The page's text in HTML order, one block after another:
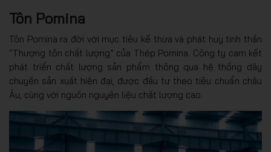
Tôn Pomina
Tôn Pomina ra đời với mục tiêu kế thừa và phát huy tinh thần
“Thượng tôn chất lượng” của Thép Pomina. Công ty cam kết
phát triển chất lượng sản phẩm thông qua hệ thống dây
chuyền sản xuất hiện đại, được đầu tư theo tiêu chuẩn châu
Âu, cùng với nguồn nguyên liệu chất lượng cao.